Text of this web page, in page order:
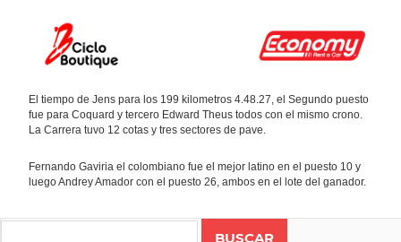
El tiempo de Jens para los 199 kilometros 4.48.27, el Segundo puesto
fue para Coquard y tercero Edward Theus todos con el mismo crono.
La Carrera tuvo 12 cotas y tres sectores de pave.
Fernando Gaviria el colombiano fue el mejor latino en el puesto 10 y
luego Andrey Amador con el puesto 26, ambos en el lote del ganador.